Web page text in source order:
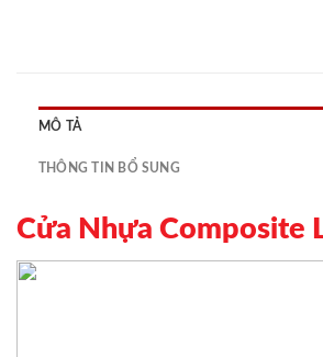
MÔ TẢ
THÔNG TIN BỔ SUNG
Cửa Nhựa Composite